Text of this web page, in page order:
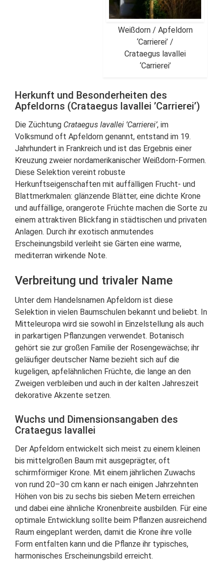
Weißdorn / Apfeldorn
‘Carrierei’ /
Crataegus lavallei
‘Carrierei’
Herkunft und Besonderheiten des
Apfeldorns (Crataegus lavallei ’Carrierei’)
Die Züchtung Crataegus lavallei ’Carrierei’, im
Volksmund oft Apfeldorn genannt, entstand im 19.
Jahrhundert in Frankreich und ist das Ergebnis einer
Kreuzung zweier nordamerikanischer Weißdorn-Formen.
Diese Selektion vereint robuste
Herkunftseigenschaften mit auffälligen Frucht- und
Blattmerkmalen: glänzende Blätter, eine dichte Krone
und auffällige, orangerote Früchte machen die Sorte zu
einem attraktiven Blickfang in städtischen und privaten
Anlagen. Durch ihr exotisch anmutendes
Erscheinungsbild verleiht sie Gärten eine warme,
mediterran wirkende Note.
Verbreitung und trivaler Name
Unter dem Handelsnamen Apfeldorn ist diese
Selektion in vielen Baumschulen bekannt und beliebt. In
Mitteleuropa wird sie sowohl in Einzelstellung als auch
in parkartigen Pflanzungen verwendet. Botanisch
gehört sie zur großen Familie der Rosengewächse; ihr
geläufiger deutscher Name bezieht sich auf die
kugeligen, apfelähnlichen Früchte, die lange an den
Zweigen verbleiben und auch in der kalten Jahreszeit
dekorative Akzente setzen.
Wuchs und Dimensionsangaben des
Crataegus lavallei
Der Apfeldorn entwickelt sich meist zu einem kleinen
bis mittelgroßen Baum mit ausgeprägter, oft
schirmförmiger Krone. Mit einem jährlichen Zuwachs
von rund 20–30 cm kann er nach einigen Jahrzehnten
Höhen von bis zu sechs bis sieben Metern erreichen
und dabei eine ähnliche Kronenbreite ausbilden. Für eine
optimale Entwicklung sollte beim Pflanzen ausreichend
Raum eingeplant werden, damit die Krone ihre volle
Form entfalten kann und die Pflanze ihr typisches,
harmonisches Erscheinungsbild erreicht.